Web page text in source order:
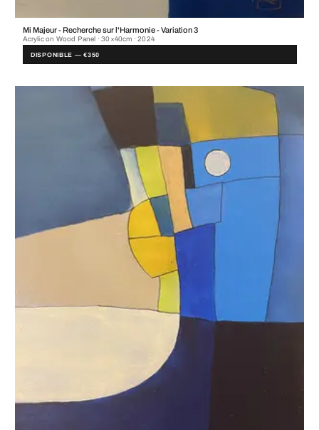
Mi Majeur - Recherche sur l'Harmonie - Variation 3
Acrylic on Wood Panel · 30×40cm · 2024
DISPONIBLE — €350